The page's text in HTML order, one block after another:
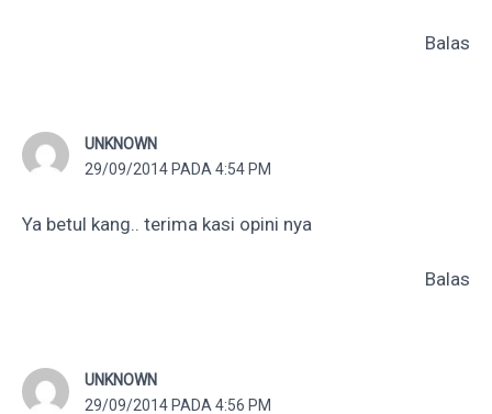
Balas
UNKNOWN
29/09/2014 PADA 4:54 PM
Ya betul kang.. terima kasi opini nya
Balas
UNKNOWN
29/09/2014 PADA 4:56 PM